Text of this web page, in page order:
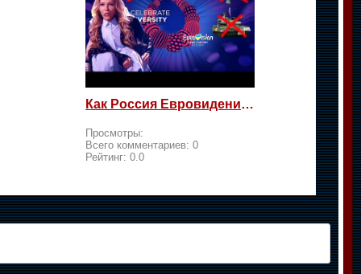
Как Россия Евровидение на жалость берет
Просмотры:
Всего комментариев: 0
Рейтинг: 0.0